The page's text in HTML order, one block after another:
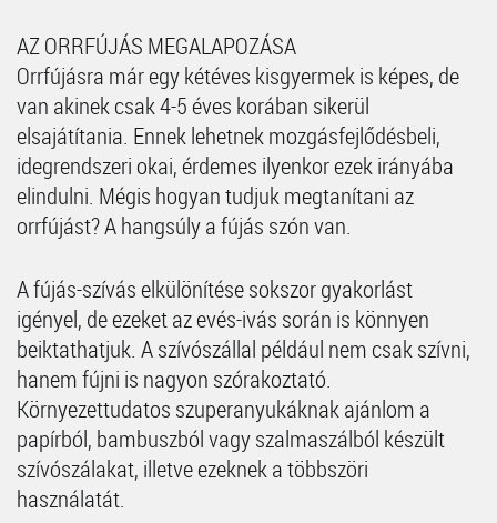
AZ ORRFÚJÁS MEGALAPOZÁSA
Orrfújásra már egy kétéves kisgyermek is képes, de
van akinek csak 4-5 éves korában sikerül
elsajátítania. Ennek lehetnek mozgásfejlődésbeli,
idegrendszeri okai, érdemes ilyenkor ezek irányába
elindulni. Mégis hogyan tudjuk megtanítani az
orrfújást? A hangsúly a fújás szón van.
A fújás-szívás elkülönítése sokszor gyakorlást
igényel, de ezeket az evés-ivás során is könnyen
beiktathatjuk. A szívószállal például nem csak szívni,
hanem fújni is nagyon szórakoztató.
Környezettudatos szuperanyukáknak ajánlom a
papírból, bambuszból vagy szalmaszálból készült
szívószálakat, illetve ezeknek a többszöri
használatát.